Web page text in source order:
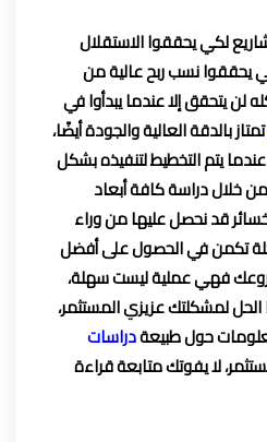
لكي يحققوا الاستقلال
يحققوا نسب ربح عالية من
يتحقق إلا عندما يبدأوا في
تمتاز بالدقة العالية والجودة أيضًا،
يتم التخطيط لتنفيذه بشكل
خلال دراسة كافة أبعاد
قد نحصل عليها من وراء
تكمن في الحصول على أفضل
فهي عملية ليست سهلة،
الحل لمشكلتك عزيزي المستثمر،
حول طبيعةدراسات
لا يفوتك متابعة قراءة